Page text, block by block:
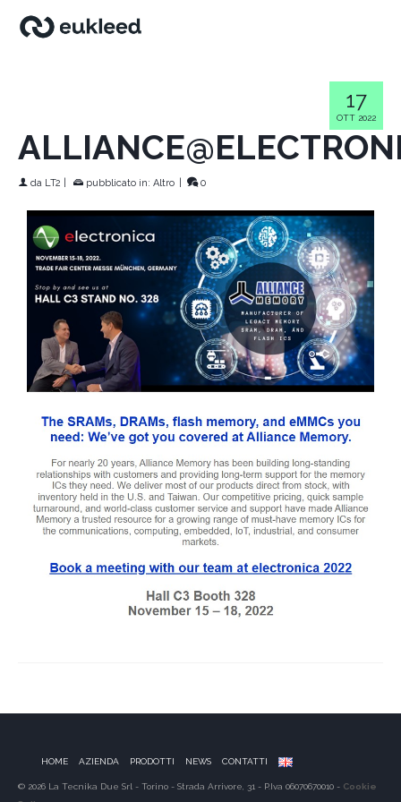
17
OTT 2022
da LT2 pubblicato in: Altro 0
HOME AZIENDA PRODOTTI NEWS CONTATTI
© 2026 La Tecnika Due Srl - Torino - Strada Arrivore, 31 - P.Iva 06070670010 - Cookie